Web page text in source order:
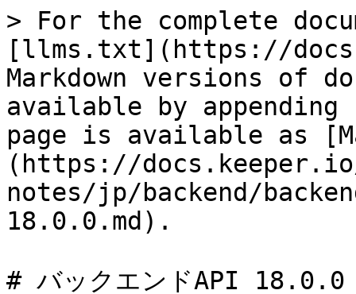
> For the complete
[llms.txt](https://
Markdown versions of
available by
page is available as
(https://
notes/jp/backend/
18.0.0.md).
# バックエンドAPI 18.0.0